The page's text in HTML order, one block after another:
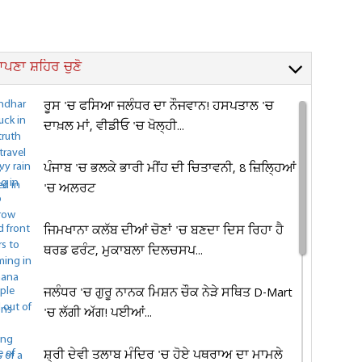
ਸ਼ਹਿਰ ਚੁਣੋ
ਰੂਸ 'ਚ ਫਸਿਆ ਜਲੰਧਰ ਦਾ ਨੌਜਵਾਨ! ਹਸਪਤਾਲ 'ਚ
ਦਾਖ਼ਲ ਮਾਂ, ਵੀਡੀਓ 'ਚ ਖੋਲ੍ਹੀ...
ਪੰਜਾਬ 'ਚ ਭਲਕੇ ਭਾਰੀ ਮੀਂਹ ਦੀ ਚਿਤਾਵਨੀ, 8 ਜ਼ਿਲ੍ਹਿਆਂ
'ਚ ਅਲਰਟ
ਜਿਮਖਾਨਾ ਕਲੱਬ ਦੀਆਂ ਚੋਣਾਂ 'ਚ ਬਣਦਾ ਦਿਸ ਰਿਹਾ ਹੈ
ਥਰਡ ਫਰੰਟ, ਮੁਕਾਬਲਾ ਦਿਲਚਸਪ...
ਜਲੰਧਰ 'ਚ ਗੁਰੂ ਨਾਨਕ ਮਿਸ਼ਨ ਚੌਕ ਨੇੜੇ ਸਥਿਤ D-Mart
'ਚ ਲੱਗੀ ਅੱਗ! ਪਈਆਂ...
ਸ਼੍ਰੀ ਦੇਵੀ ਤਲਾਬ ਮੰਦਿਰ 'ਚ ਹੋਏ ਪਥਰਾਅ ਦਾ ਮਾਮਲੇ